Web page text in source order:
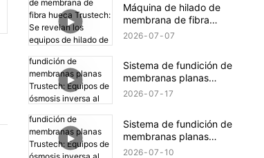
Máquina de hilado de
membrana de fibra
hueca Trustech: Se
2026 07 07
Sistema de fundición de
membranas planas
Trustech: Equipos de
2026 07 17
Sistema de fundición de
membranas planas
Trustech: Equipos de
2026 07 10